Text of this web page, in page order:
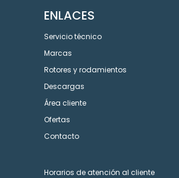
ENLACES
Servicio técnico
Marcas
Rotores y rodamientos
Descargas
Área cliente
Ofertas
Contacto
Horarios de atención al cliente